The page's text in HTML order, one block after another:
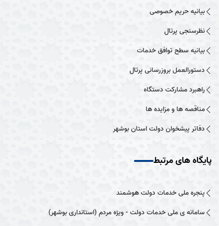
بیانیه حریم خصوصی
نظرسنجی پرتال
بیانیه سطح توافق خدمات
دستورالعمل بروزرسانی پرتال
راهبرد مشارکت دستگاه
مناقصه ها و مزایده ها
دفاتر پیشخوان دولت استان بوشهر
پایگاه های مرتبط
پنجره ملی خدمات دولت هوشمند
سامانه ی ملی خدمات دولت - ویژه مردم (استانداری بوشهر)